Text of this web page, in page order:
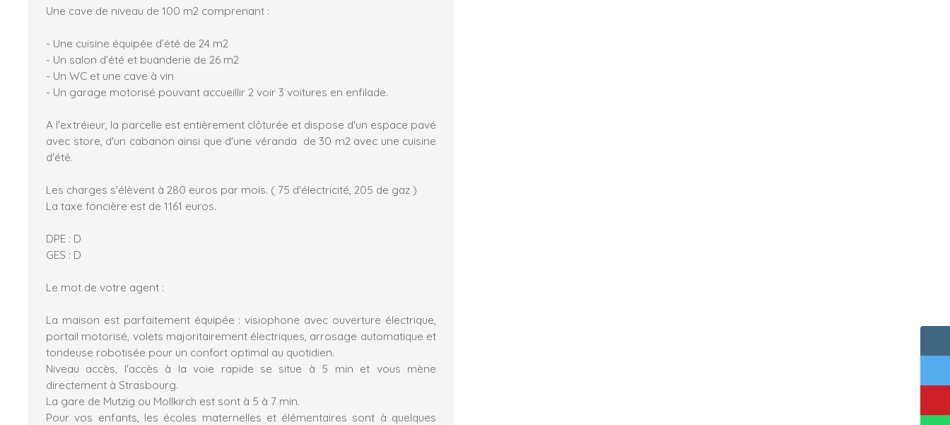
Une cave de niveau de 100 m2 comprenant :
- Une cuisine équipée d’été de 24 m2
- Un salon d’été et buanderie de 26 m2
- Un WC et une cave à vin
- Un garage motorisé pouvant accueillir 2 voir 3 voitures en enfilade.
A l'extréieur, la parcelle est entièrement clôturée et dispose d'un espace pavé
avec store, d'un cabanon ainsi que d'une véranda de 30 m2 avec une cuisine
d'été.
Les charges s'élèvent à 280 euros par mois. ( 75 d'électricité, 205 de gaz )
La taxe foncière est de 1161 euros.
DPE : D
GES : D
Le mot de votre agent :
La maison est parfaitement équipée : visiophone avec ouverture électrique,
portail motorisé, volets majoritairement électriques, arrosage automatique et
tondeuse robotisée pour un confort optimal au quotidien.
Niveau accès, l'accès à la voie rapide se situe à 5 min et vous mène
directement à Strasbourg.
La gare de Mutzig ou Mollkirch est sont à 5 à 7 min.
Pour vos enfants, les écoles maternelles et élémentaires sont à quelques